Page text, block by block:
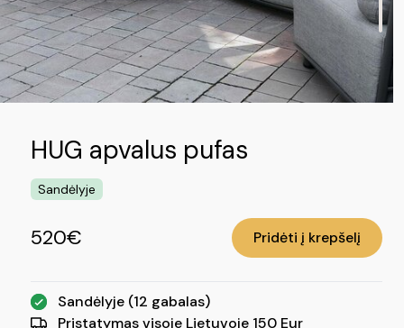
HUG apvalus pufas
Sandėlyje
520€ Pridėti į krepšelį
Sandėlyje (12 gabalas)
Pristatymas visoje Lietuvoje 150 Eur